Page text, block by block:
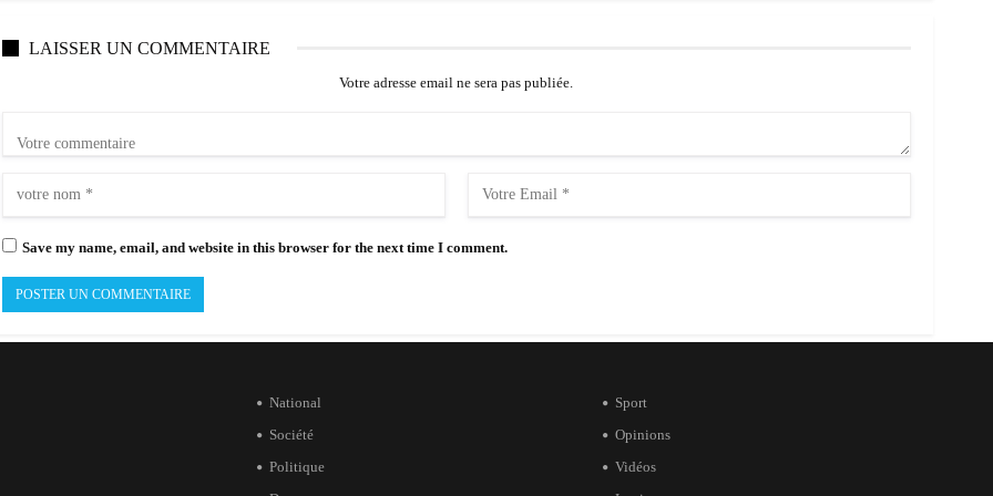
LAISSER UN COMMENTAIRE
Votre adresse email ne sera pas publiée.
Save my name, email, and website in this browser for the next time I comment.
National
Société
Politique
Sport
Opinions
Vidéos